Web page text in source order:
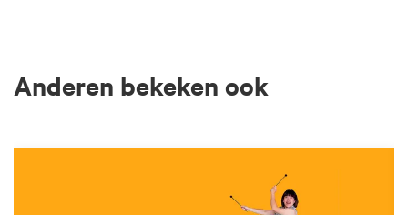
Anderen bekeken ook